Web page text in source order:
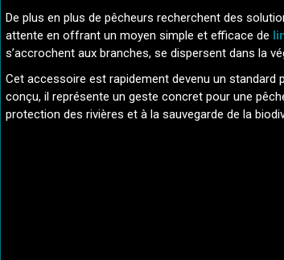
De plus en plus de pêcheurs recherchent des
attente en offrant un moyen simple et efficace de
s’accrochent aux branches, se dispersent dans la
Cet accessoire est rapidement devenu un standard
conçu, il représente un geste concret pour une
protection des rivières et à la sauvegarde de la